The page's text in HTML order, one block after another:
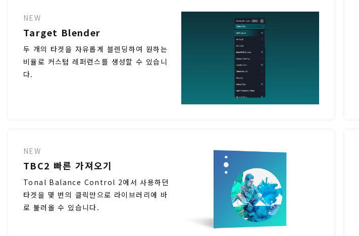
NEW
Target Blender
두 개의 타겟을 자유롭게 블렌딩하여 원하는
비율로 커스텀 레퍼런스를 생성할 수 있습니
다.
NEW
TBC2 빠른 가져오기
Tonal Balance Control 2에서 사용하던
타겟을 몇 번의 클릭만으로 라이브러리에 바
로 불러올 수 있습니다.